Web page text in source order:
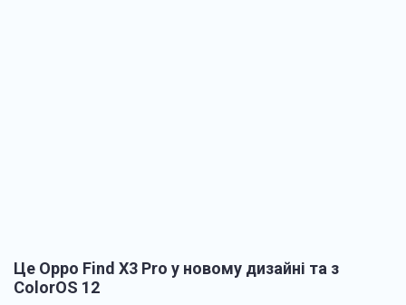
Це Oppo Find X3 Pro у новому дизайні та з
ColorOS 12